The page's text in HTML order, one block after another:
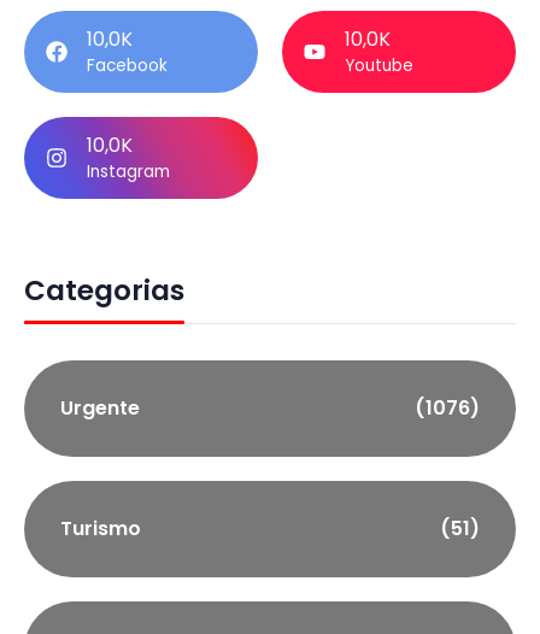
10,0K
Facebook
10,0K
Youtube
10,0K
Instagram
Categorias
Urgente (1076)
Turismo (51)